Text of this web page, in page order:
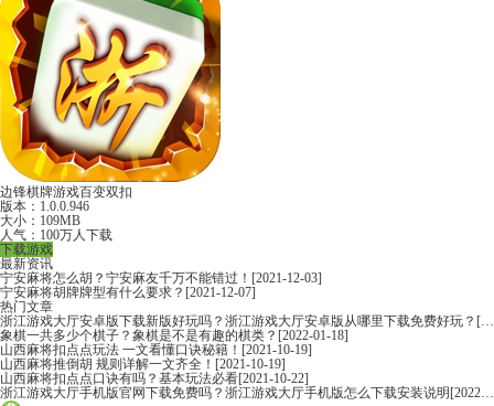
边锋棋牌游戏百变双扣
版本：1.0.0.946
大小：109MB
人气：100万人下载
下载游戏
最新资讯
宁安麻将怎么胡？宁安麻友千万不能错过！ [2021-12-03]
宁安麻将胡牌牌型有什么要求？ [2021-12-07]
热门文章
浙江游戏大厅安卓版下载新版好玩吗？浙江游戏大厅安卓版从哪里下载免费好玩？ [2022-06-16]
象棋一共多少个棋子？象棋是不是有趣的棋类？ [2022-01-18]
山西麻将扣点点玩法 一文看懂口诀秘籍！ [2021-10-19]
山西麻将推倒胡 规则详解一文齐全！ [2021-10-19]
山西麻将扣点点口诀有吗？基本玩法必看[2021-10-22]
浙江游戏大厅手机版官网下载免费吗？浙江游戏大厅手机版怎么下载安装说明 [2022-06-16]